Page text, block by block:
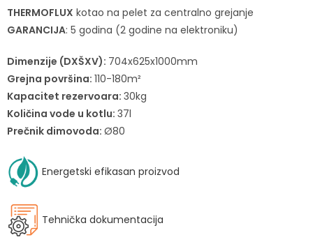
THERMOFLUX kotao na pelet za centralno grejanje
GARANCIJA: 5 godina (2 godine na elektroniku)
Dimenzije (DXŠXV): 704x625x1000mm
Grejna površina: 110-180m²
Kapacitet rezervoara: 30kg
Količina vode u kotlu: 37l
Prečnik dimovoda: Ø80
Energetski efikasan proizvod
Tehnička dokumentacija